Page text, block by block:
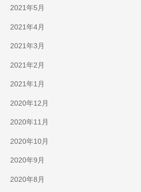
2021年5月
2021年4月
2021年3月
2021年2月
2021年1月
2020年12月
2020年11月
2020年10月
2020年9月
2020年8月